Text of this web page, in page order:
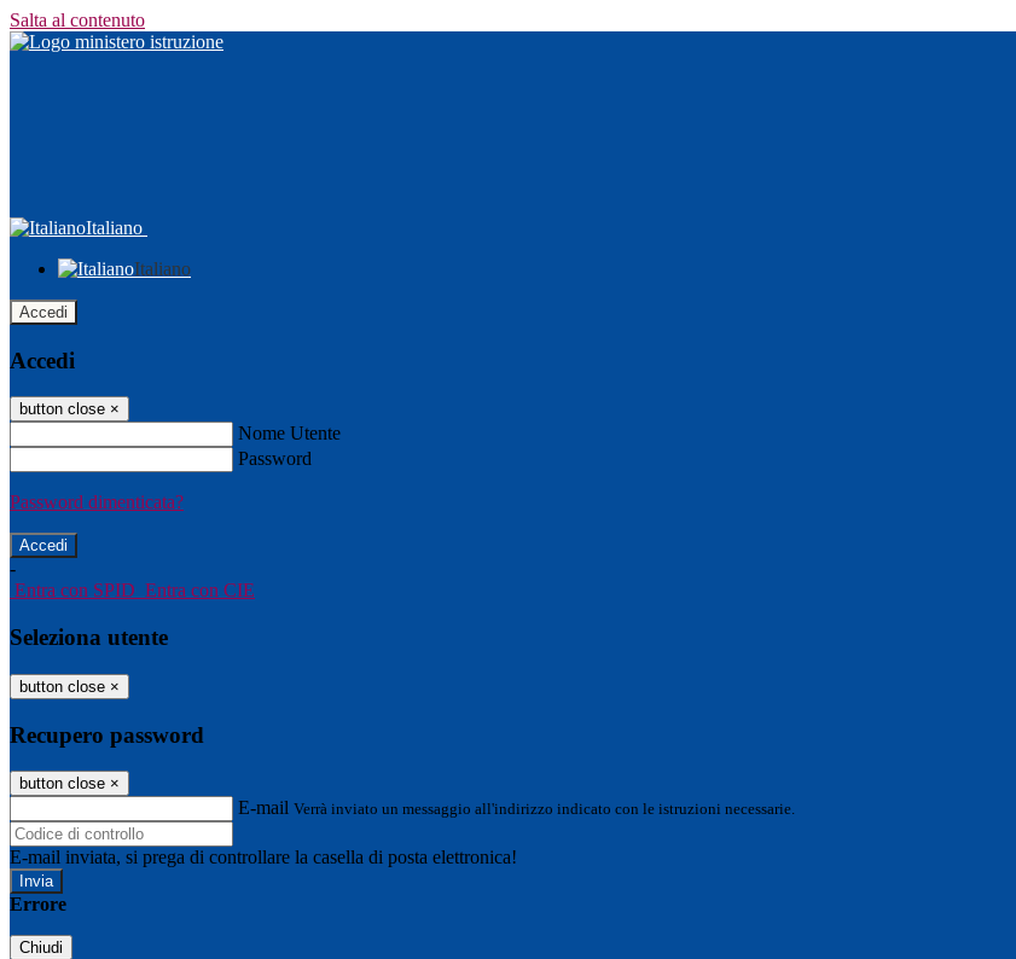
Salta al contenuto
Italiano
Italiano
Accedi
Accedi
button close ×
Nome Utente
Password
Password dimenticata?
-
Entra con SPID Entra con CIE
Seleziona utente
button close ×
Recupero password
button close ×
E-mail Verrà inviato un messaggio all'indirizzo indicato con le istruzioni necessarie.
E-mail inviata, si prega di controllare la casella di posta elettronica!
Errore
Chiudi